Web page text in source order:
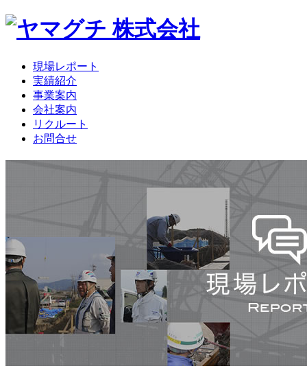
現場レポート
実績紹介
事業案内
会社案内
リクルート
お問合せ